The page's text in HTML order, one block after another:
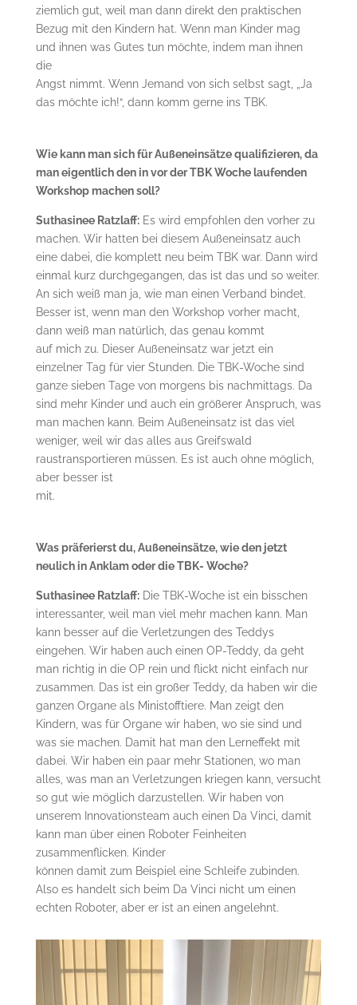
ziemlich gut, weil man dann direkt den praktischen
Bezug mit den Kindern hat. Wenn man Kinder mag
und ihnen was Gutes tun möchte, indem man ihnen
die
Angst nimmt. Wenn Jemand von sich selbst sagt, „Ja
das möchte ich!“, dann komm gerne ins TBK.
Wie kann man sich für Außeneinsätze qualifizieren, da
man eigentlich den in vor der TBK Woche laufenden
Workshop machen soll?
Suthasinee Ratzlaff:Es wird empfohlen den vorher zu
machen. Wir hatten bei diesem Außeneinsatz auch
eine dabei, die komplett neu beim TBK war. Dann wird
einmal kurz durchgegangen, das ist das und so weiter.
An sich weiß man ja, wie man einen Verband bindet.
Besser ist, wenn man den Workshop vorher macht,
dann weiß man natürlich, das genau kommt
auf mich zu. Dieser Außeneinsatz war jetzt ein
einzelner Tag für vier Stunden. Die TBK-Woche sind
ganze sieben Tage von morgens bis nachmittags. Da
sind mehr Kinder und auch ein größerer Anspruch, was
man machen kann. Beim Außeneinsatz ist das viel
weniger, weil wir das alles aus Greifswald
raustransportieren müssen. Es ist auch ohne möglich,
aber besser ist
mit.
Was präferierst du, Außeneinsätze, wie den jetzt
neulich in Anklam oder die TBK- Woche?
Suthasinee Ratzlaff:Die TBK-Woche ist ein bisschen
interessanter, weil man viel mehr machen kann. Man
kann besser auf die Verletzungen des Teddys
eingehen. Wir haben auch einen OP-Teddy, da geht
man richtig in die OP rein und flickt nicht einfach nur
zusammen. Das ist ein großer Teddy, da haben wir die
ganzen Organe als Ministofftiere. Man zeigt den
Kindern, was für Organe wir haben, wo sie sind und
was sie machen. Damit hat man den Lerneffekt mit
dabei. Wir haben ein paar mehr Stationen, wo man
alles, was man an Verletzungen kriegen kann, versucht
so gut wie möglich darzustellen. Wir haben von
unserem Innovationsteam auch einen Da Vinci, damit
kann man über einen Roboter Feinheiten
zusammenflicken. Kinder
können damit zum Beispiel eine Schleife zubinden.
Also es handelt sich beim Da Vinci nicht um einen
echten Roboter, aber er ist an einen angelehnt.